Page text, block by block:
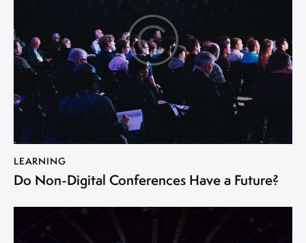
LEARNING
Do Non-Digital Conferences Have a Future?